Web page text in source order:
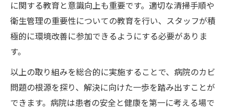
に関する教育と意識向上も重要です。適切な清掃手順や
衛生管理の重要性についての教育を行い、スタッフが積
極的に環境改善に参加できるようにする必要がありま
す。
以上の取り組みを総合的に実施することで、病院のカビ
問題の根源を探り、解決に向けた一歩を踏み出すことが
できます。病院は患者の安全と健康を第一に考える場で